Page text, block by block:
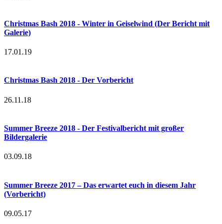
Christmas Bash 2018 - Winter in Geiselwind (Der Bericht mit
Galerie)
17.01.19
Christmas Bash 2018 - Der Vorbericht
26.11.18
Summer Breeze 2018 - Der Festivalbericht mit großer
Bildergalerie
03.09.18
Summer Breeze 2017 – Das erwartet euch in diesem Jahr
(Vorbericht)
09.05.17